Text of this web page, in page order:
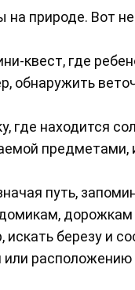
природе. Вот
квест, где
обнаружить
где находится
путь,
дорожкам
березу и
расположению